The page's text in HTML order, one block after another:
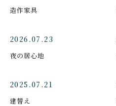
造作家具
2026.07.23
夜の居心地
2025.07.21
建替え